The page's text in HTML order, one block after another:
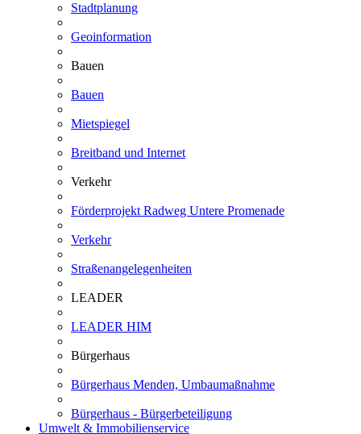
Stadtplanung
Geoinformation
Bauen
Bauen
Mietspiegel
Breitband und Internet
Verkehr
Förderprojekt Radweg Untere Promenade
Verkehr
Straßenangelegenheiten
LEADER
LEADER HIM
Bürgerhaus
Bürgerhaus Menden, Umbaumaßnahme
Bürgerhaus - Bürgerbeteiligung
Umwelt & Immobilienservice